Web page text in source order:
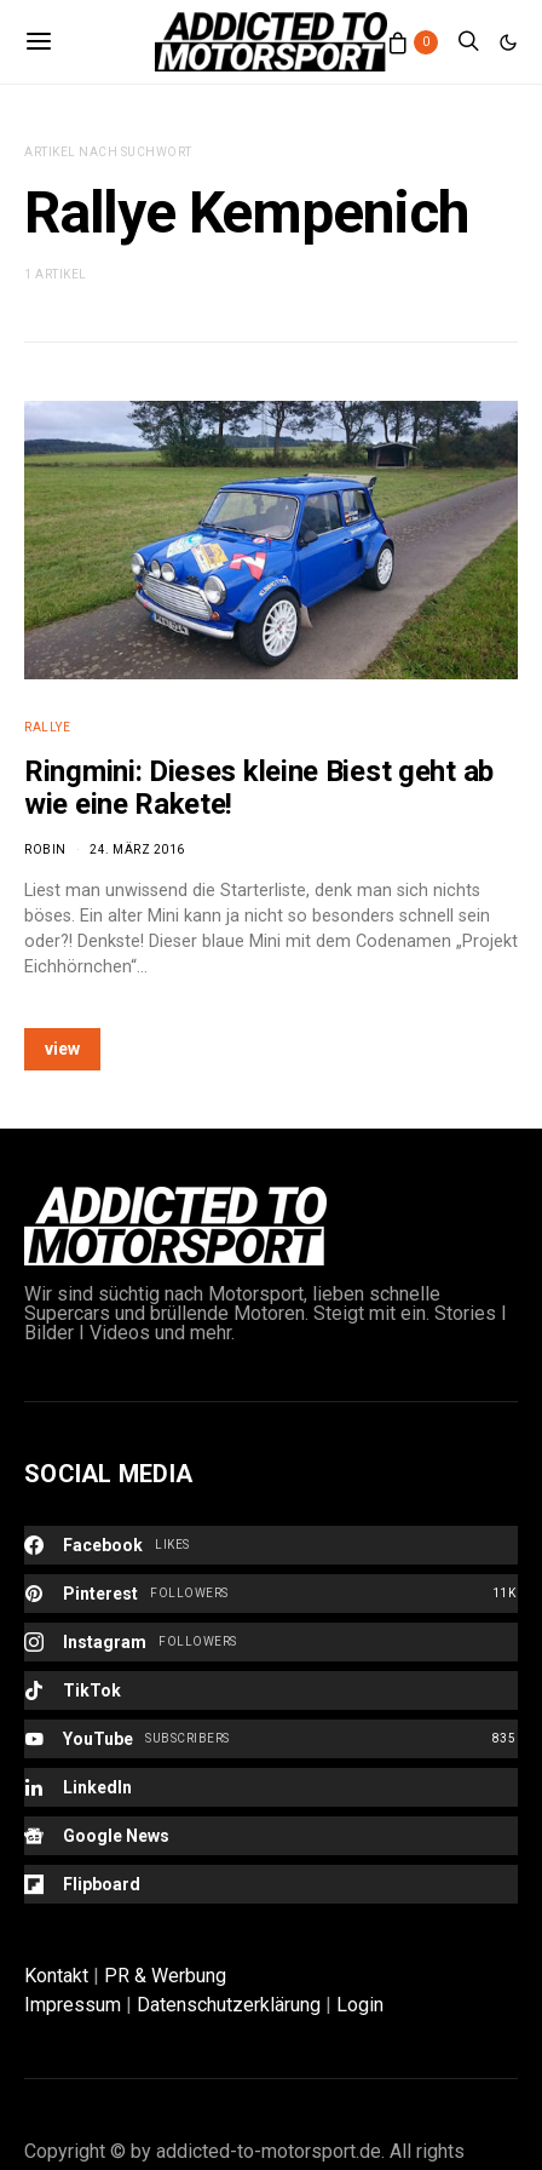
0
ARTIKEL NACH SUCHWORT
Rallye Kempenich
1 ARTIKEL
RALLYE
Ringmini: Dieses kleine Biest geht ab
wie eine Rakete!
ROBIN 24. MÄRZ 2016
Liest man unwissend die Starterliste, denk man sich nichts
böses. Ein alter Mini kann ja nicht so besonders schnell sein
oder?! Denkste! Dieser blaue Mini mit dem Codenamen „Projekt
Eichhörnchen“…
view
Wir sind süchtig nach Motorsport, lieben schnelle
Supercars und brüllende Motoren. Steigt mit ein. Stories I
Bilder I Videos und mehr.
SOCIAL MEDIA
Facebook LIKES
Pinterest 11K
FOLLOWERS
Instagram FOLLOWERS
TikTok
YouTube 835
SUBSCRIBERS
LinkedIn
Google News
Flipboard
Kontakt | PR & Werbung
Impressum | Datenschutzerklärung | Login
Copyright © by addicted-to-motorsport.de. All rights